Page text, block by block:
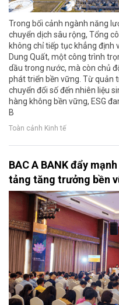
Trong bối cảnh ngành năng
chuyển dịch sâu rộng, Tổng
không chỉ tiếp tục khẳng định
Dung Quất, một công trình
dầu trong nước, mà còn chủ
phát triển bền vững. Từ quản
chuyển đổi số đến nhiên liệu
hàng không bền vững, ESG
B
Toàn cảnh Kinh tế
BAC A BANK đẩy
tảng tăng trưởng bền